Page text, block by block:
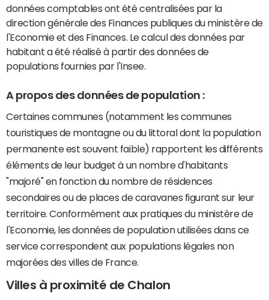
données comptables ont été centralisées par la
direction générale des Finances publiques du ministère de
l'Economie et des Finances. Le calcul des données par
habitant a été réalisé à partir des données de
populations fournies par l'Insee.
A propos des données de population :
Certaines communes (notamment les communes
touristiques de montagne ou du littoral dont la population
permanente est souvent faible) rapportent les différents
éléments de leur budget à un nombre d'habitants
"majoré" en fonction du nombre de résidences
secondaires ou de places de caravanes figurant sur leur
territoire. Conformément aux pratiques du ministère de
l'Economie, les données de population utilisées dans ce
service correspondent aux populations légales non
majorées des villes de France.
Villes à proximité de Chalon